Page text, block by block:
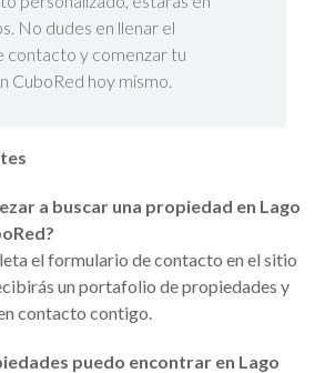
No dudes en llenar el
contacto y comenzar tu
CuboRed hoy mismo.
a buscar una propiedad en Lago
el formulario de contacto en el sitio
un portafolio de propiedades y
contacto contigo.
puedo encontrar en Lago